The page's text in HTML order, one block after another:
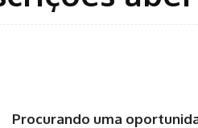
Procurando uma